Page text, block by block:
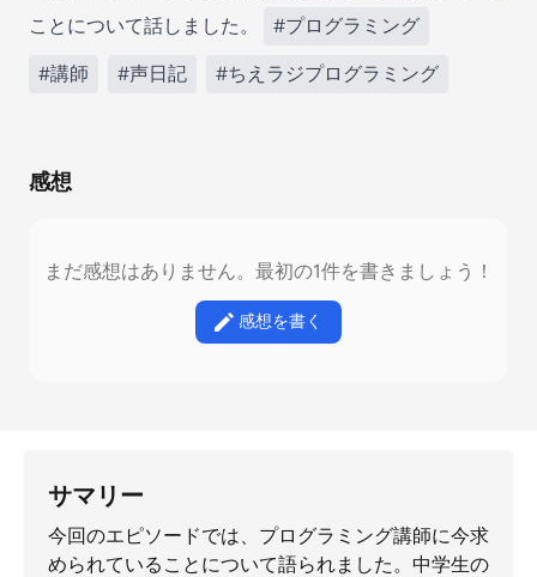
ことについて話しました。
#プログラミング
#講師 #声日記 #ちえラジプログラミング
感想
まだ感想はありません。最初の1件を書きましょう！
感想を書く
サマリー
今回のエピソードでは、プログラミング講師に今求
められていることについて語られました。中学生の